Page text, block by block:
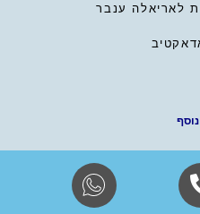
לאריאלה ענבר